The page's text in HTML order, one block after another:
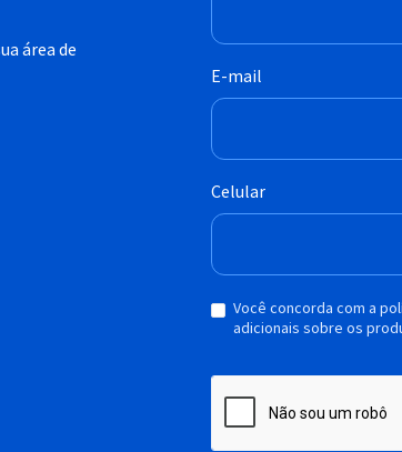
área de
E-mail
Celular
Você concorda com a
adicionais sobre os